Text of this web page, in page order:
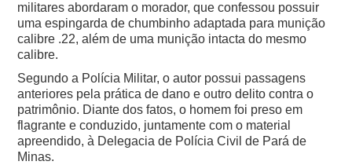
militares abordaram o morador, que confessou possuir
uma espingarda de chumbinho adaptada para munição
calibre .22, além de uma munição intacta do mesmo
calibre.
Segundo a Polícia Militar, o autor possui passagens
anteriores pela prática de dano e outro delito contra o
patrimônio. Diante dos fatos, o homem foi preso em
flagrante e conduzido, juntamente com o material
apreendido, à Delegacia de Polícia Civil de Pará de
Minas.